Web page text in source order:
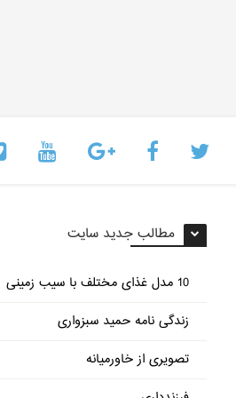
مطالب جدید سایت
10 مدل غذای مختلف با سیب زمینی
زندگی نامه حمید سبزواری
تصویری از خاورمیانه